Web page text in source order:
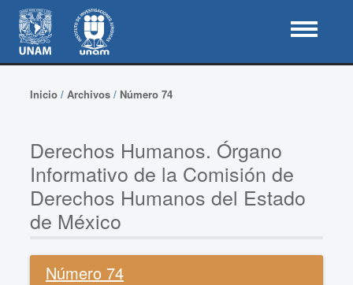
Inicio/ Archivos/ Número 74
Derechos Humanos. Órgano
Informativo de la Comisión de
Derechos Humanos del Estado
de México
Número 74